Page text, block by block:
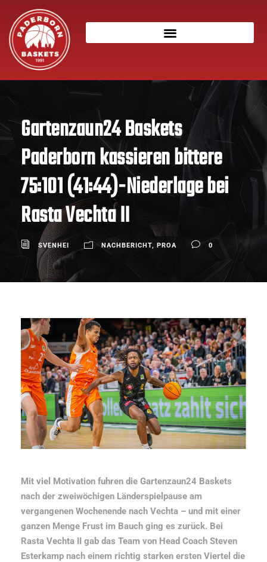
Gartenzaun24 Baskets
Paderborn kassieren bittere
75:101 (41:44)-Niederlage bei
Rasta Vechta II
SVENHEI NACHBERICHT, PROA 0
Mit viel Motivation fuhren die Gartenzaun24 Baskets
nach der zweiwöchigen Länderspielpause am
vergangenen Wochenende nach Vechta – und mit einer
ganzen Menge Frust im Bauch ging es zurück. Bei
Rasta Vechta II gab das Team von Head Coach Steven
Esterkamp nach einem richtig starken ersten Viertel die